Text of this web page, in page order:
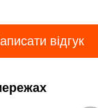
відгук